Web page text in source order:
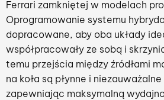
Ferrari zamkniętej w modelach
Oprogramowanie systemu
dopracowane, aby oba układy
współpracowały ze sobą i
temu przejścia między źródłami
na koła są płynne i
zapewniając maksymalną